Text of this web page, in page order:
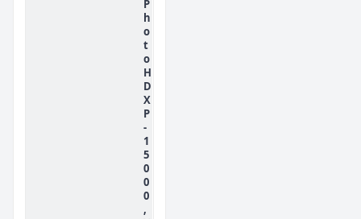
P
h
o
t
o
H
D
X
P
-
1
5
0
0
0
,